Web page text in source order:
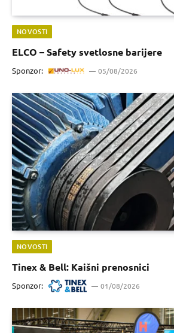
NOVOSTI
ELCO – Safety svetlosne barijere
Sponzor: 05/08/2026
NOVOSTI
Tinex & Bell: Kaišni prenosnici
Sponzor: 01/08/2026